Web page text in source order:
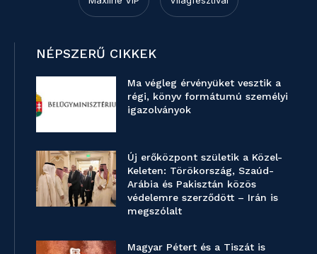
NÉPSZERŰ CIKKEK
Ma végleg érvényüket vesztik a
régi, könyv formátumú személyi
igazolványok
Új erőközpont születik a Közel-
Keleten: Törökország, Szaúd-
Arábia és Pakisztán közös
védelemre szerződött – Irán is
megszólalt
Magyar Pétert és a Tiszát is